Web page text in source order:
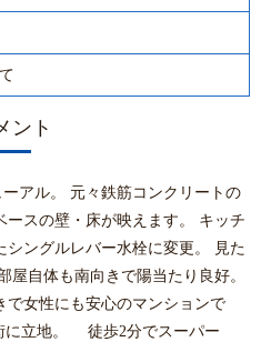
ント
アル。 元々鉄筋コンクリートの
スの壁・床が映えます。 キッチ
シングルレバー水栓に変更。 見た
屋自体も南向きで陽当たり良好。
で女性にも安心のマンションで
地。 徒歩2分でスーパー